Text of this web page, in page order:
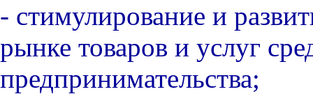
- стимулирование и
рынке товаров и услуг
предпринимательства;